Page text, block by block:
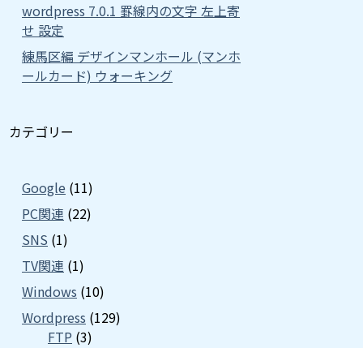
wordpress 7.0.1 罫線内の文字 左上寄
せ 設定
練馬区編 デザインマンホール (マンホ
ールカード) ウォーキング
カテゴリー
Google (11)
PC関連 (22)
SNS (1)
TV関連 (1)
Windows (10)
Wordpress (129)
FTP (3)